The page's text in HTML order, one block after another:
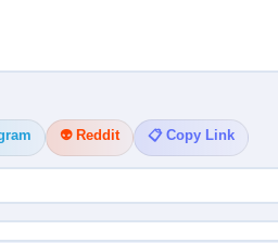
👽 Reddit 📋 Copy Link